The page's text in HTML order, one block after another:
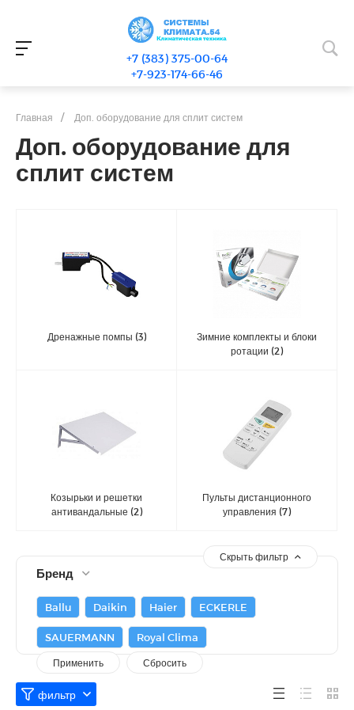
+7 (383) 375-00-64
+7-923-174-66-46
Главная / Доп. оборудование для сплит систем
Доп. оборудование для
сплит систем
Дренажные помпы (3)
Зимние комплекты и блоки
ротации (2)
Козырьки и решетки
антивандальные (2)
Пульты дистанционного
управления (7)
Скрыть фильтр
Бренд
Ballu Daikin Haier ECKERLE
SAUERMANN Royal Clima